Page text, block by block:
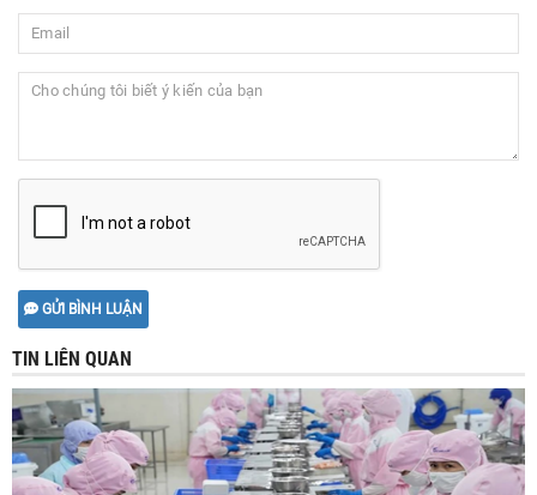
GỬI BÌNH LUẬN
TIN LIÊN QUAN